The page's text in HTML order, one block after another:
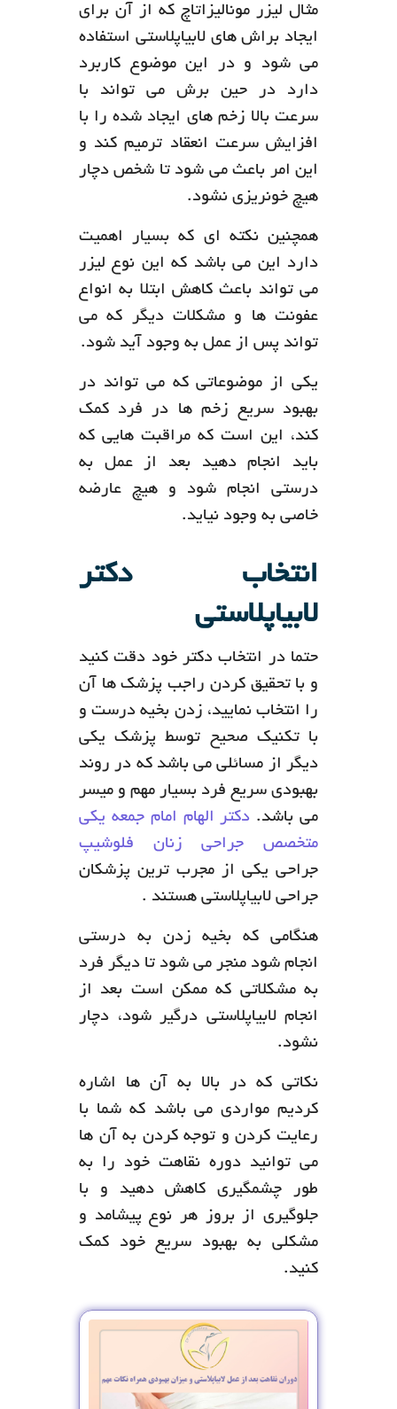
مثال لیزر مونالیزاتاچ که از آن برای
ایجاد براش های لابیاپلاستی استفاده
می شود و در این موضوع کاربرد
دارد در حین برش می تواند با
سرعت بالا زخم های ایجاد شده را با
افزایش سرعت انعقاد ترمیم کند و
این امر باعث می شود تا شخص دچار
هیچ خونریزی نشود.
همچنین نکته ای که بسیار اهمیت
دارد این می باشد که این نوع لیزر
می تواند باعث کاهش ابتلا به انواع
عفونت ها و مشکلات دیگر که می
تواند پس از عمل به وجود آید شود.
یکی از موضوعاتی که می تواند در
بهبود سریع زخم ها در فرد کمک
کند، این است که مراقبت هایی که
باید انجام دهید بعد از عمل به
درستی انجام شود و هیچ عارضه
خاصی به وجود نیاید.
انتخاب دکتر
لابیاپلاستی
حتما در انتخاب دکتر خود دقت کنید
و با تحقیق کردن راجب پزشک ها آن
را انتخاب نمایید، زدن بخیه درست و
با تکنیک صحیح توسط پزشک یکی
دیگر از مسائلی می باشد که در روند
بهبودی سریع فرد بسیار مهم و میسر
می باشد. دکتر الهام امام جمعه یکی
متخصص جراحی زنان فلوشیپ
جراحی یکی از مجرب ترین پزشکان
جراحی لابیاپلاستی هستند .
هنگامی که بخیه زدن به درستی
انجام شود منجر می شود تا دیگر فرد
به مشکلاتی که ممکن است بعد از
انجام لابیاپلاستی درگیر شود، دچار
نشود.
نکاتی که در بالا به آن ها اشاره
کردیم مواردی می باشد که شما با
رعایت کردن و توجه کردن به آن ها
می توانید دوره نقاهت خود را به
طور چشمگیری کاهش دهید و با
جلوگیری از بروز هر نوع پیشامد و
مشکلی به بهبود سریع خود کمک
کنید.